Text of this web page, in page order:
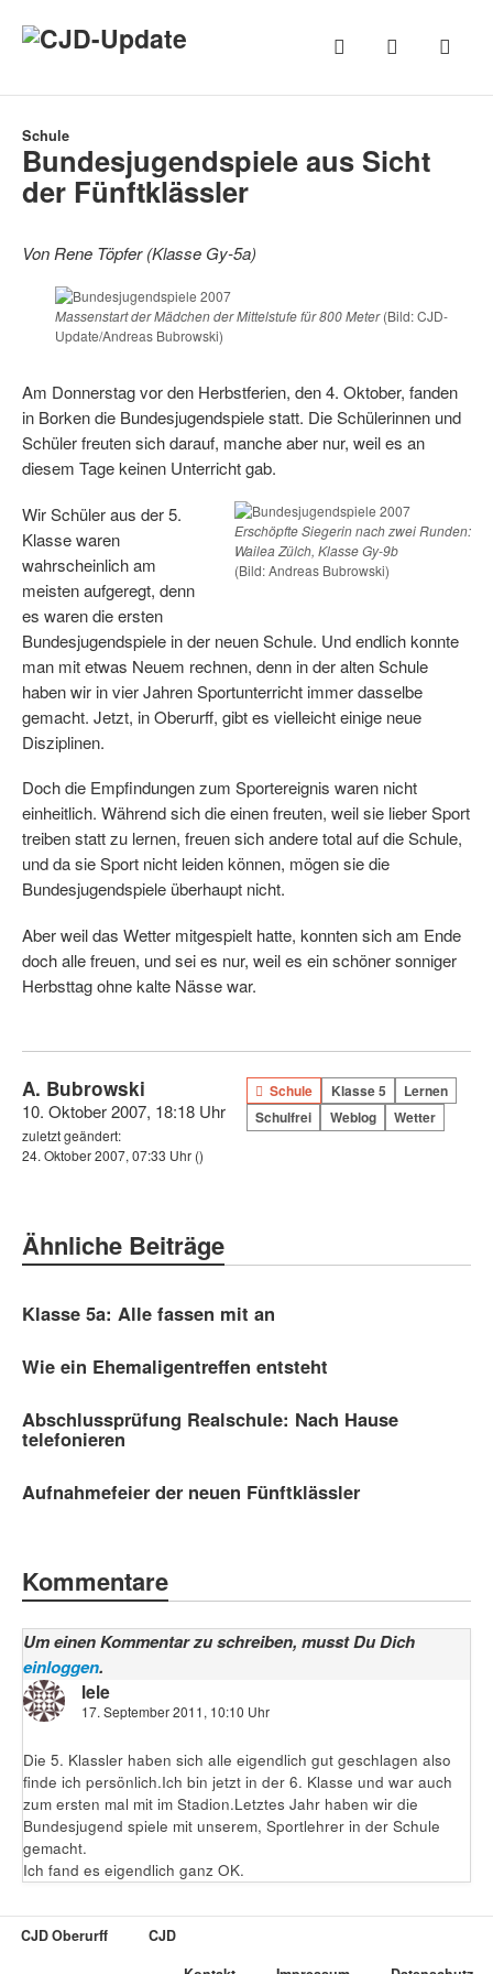
Schule
Bundesjugendspiele aus Sicht
der Fünftklässler
Von Rene Töpfer (Klasse Gy-5a)
Massenstart der Mädchen der Mittelstufe für 800 Meter(Bild: CJD-
Update/Andreas Bubrowski)
Am Donnerstag vor den Herbstferien, den 4. Oktober, fanden
in Borken die Bundesjugendspiele statt. Die Schülerinnen und
Schüler freuten sich darauf, manche aber nur, weil es an
diesem Tage keinen Unterricht gab.
Erschöpfte Siegerin nach zwei Runden:
Wailea Zülch, Klasse Gy-9b
(Bild: Andreas Bubrowski)
Wir Schüler aus der 5.
Klasse waren
wahrscheinlich am
meisten aufgeregt, denn
es waren die ersten
Bundesjugendspiele in der neuen Schule. Und endlich konnte
man mit etwas Neuem rechnen, denn in der alten Schule
haben wir in vier Jahren Sportunterricht immer dasselbe
gemacht. Jetzt, in Oberurff, gibt es vielleicht einige neue
Disziplinen.
Doch die Empfindungen zum Sportereignis waren nicht
einheitlich. Während sich die einen freuten, weil sie lieber Sport
treiben statt zu lernen, freuen sich andere total auf die Schule,
und da sie Sport nicht leiden können, mögen sie die
Bundesjugendspiele überhaupt nicht.
Aber weil das Wetter mitgespielt hatte, konnten sich am Ende
doch alle freuen, und sei es nur, weil es ein schöner sonniger
Herbsttag ohne kalte Nässe war.
A. Bubrowski
10. Oktober 2007, 18:18 Uhr
zuletzt geändert:
24. Oktober 2007, 07:33 Uhr ()
Schule Klasse 5
Lernen
Schulfrei
Weblog Wetter
Ähnliche Beiträge
Klasse 5a: Alle fassen mit an
Wie ein Ehemaligentreffen entsteht
Abschlussprüfung Realschule: Nach Hause
telefonieren
Aufnahmefeier der neuen Fünftklässler
Kommentare
Um einen Kommentar zu schreiben, musst Du Dich
einloggen.
lele
17. September 2011, 10:10 Uhr
Die 5. Klassler haben sich alle eigendlich gut geschlagen also
finde ich persönlich.Ich bin jetzt in der 6. Klasse und war auch
zum ersten mal mit im Stadion.Letztes Jahr haben wir die
Bundesjugend spiele mit unserem, Sportlehrer in der Schule
gemacht.
Ich fand es eigendlich ganz OK.
CJD Oberurff
CJD